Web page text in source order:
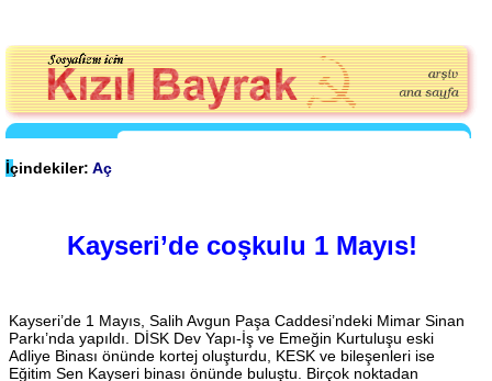
İçindekiler: Aç
Kayseri’de coşkulu 1 Mayıs!
Kayseri’de 1 Mayıs, Salih Avgun Paşa Caddesi’ndeki Mimar Sinan
Parkı’nda yapıldı. DİSK Dev Yapı-İş ve Emeğin Kurtuluşu eski
Adliye Binası önünde kortej oluşturdu, KESK ve bileşenleri ise
Eğitim Sen Kayseri binası önünde buluştu. Birçok noktadan